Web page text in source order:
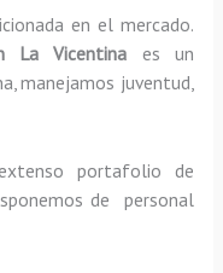
en el mercado.
Vicentina es un
manejamos juventud,
portafolio de
de personal